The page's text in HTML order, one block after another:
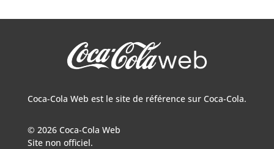
Coca-Cola Web est le site de référence sur Coca-Cola.
© 2026 Coca-Cola Web
Site non officiel.